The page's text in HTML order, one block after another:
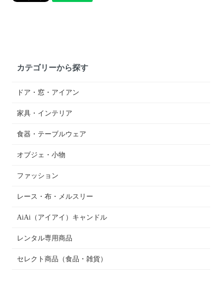
カテゴリーから探す
ドア・窓・アイアン
家具・インテリア
食器・テーブルウェア
オブジェ・小物
ファッション
レース・布・メルスリー
AiAi（アイアイ）キャンドル
レンタル専用商品
セレクト商品（食品・雑貨）